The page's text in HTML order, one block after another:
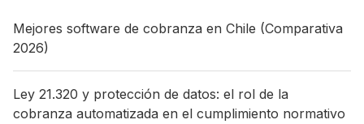
Mejores software de cobranza en Chile (Comparativa
2026)
Ley 21.320 y protección de datos: el rol de la
cobranza automatizada en el cumplimiento normativo